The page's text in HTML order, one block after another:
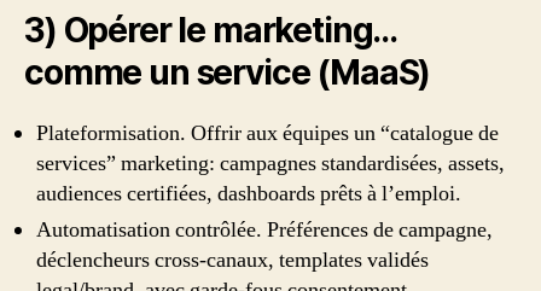
3) Opérer le marketing…
comme un service (MaaS)
Plateformisation. Offrir aux équipes un “catalogue de
services” marketing: campagnes standardisées, assets,
audiences certifiées, dashboards prêts à l’emploi.
Automatisation contrôlée. Préférences de campagne,
déclencheurs cross‑canaux, templates validés